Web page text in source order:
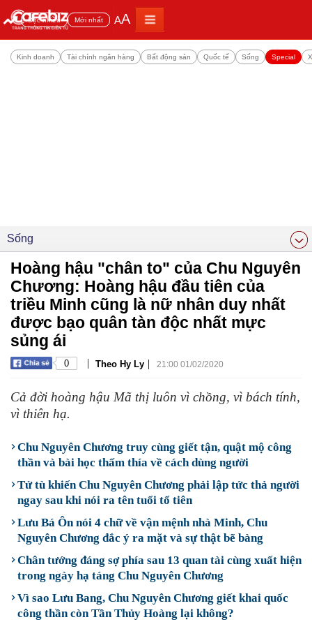
Đọc nhiều Mới nhất AA
Kinh doanh Tài chính ngân hàng Bất động sản Quốc tế Sống Special
Sống
Hoàng hậu "chân to" của Chu Nguyên
Chương: Hoàng hậu đầu tiên của
triều Minh cũng là nữ nhân duy nhất
được bạo quân tàn độc nhất mực
sủng ái
0 | Theo Hy Ly | 21:00 01/02/2020
Cả đời hoàng hậu Mã thị luôn vì chồng, vì bách tính,
vì thiên hạ.
Chu Nguyên Chương truy cùng giết tận, quật mộ công
thần và bài học thấm thía về cách dùng người
Tử tù khiến Chu Nguyên Chương phải lập tức thả người
ngay sau khi nói ra tên tuổi tổ tiên
Lưu Bá Ôn nói 4 chữ về vận mệnh nhà Minh, Chu
Nguyên Chương đắc ý ra mặt và sự thật bẽ bàng
Chân tướng đáng sợ phía sau 13 quan tài cùng xuất hiện
trong ngày hạ táng Chu Nguyên Chương
Vì sao Lưu Bang, Chu Nguyên Chương giết khai quốc
công thần còn Tần Thủy Hoàng lại không?